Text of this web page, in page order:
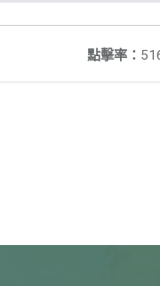
點擊率：